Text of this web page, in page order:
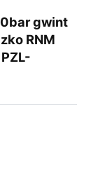
gwint
RNM